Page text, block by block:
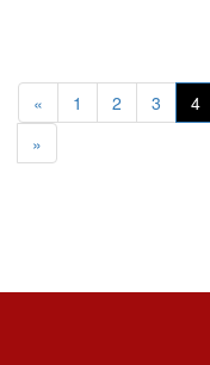
« 1 2 3 4
»